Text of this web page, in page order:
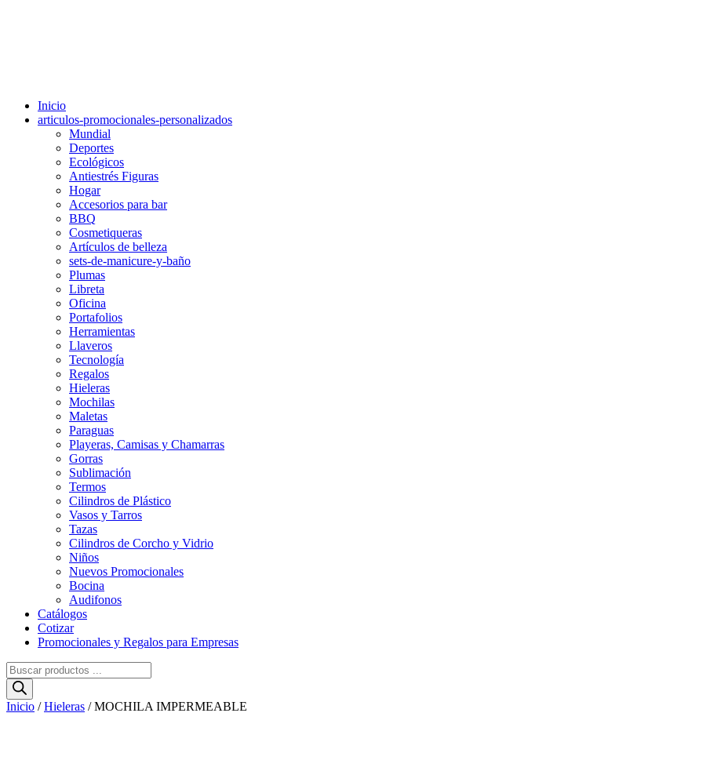
Inicio
articulos-promocionales-personalizados
Mundial
Deportes
Ecológicos
Antiestrés Figuras
Hogar
Accesorios para bar
BBQ
Cosmetiqueras
Artículos de belleza
sets-de-manicure-y-baño
Plumas
Libreta
Oficina
Portafolios
Herramientas
Llaveros
Tecnología
Regalos
Hieleras
Mochilas
Maletas
Paraguas
Playeras, Camisas y Chamarras
Gorras
Sublimación
Termos
Cilindros de Plástico
Vasos y Tarros
Tazas
Cilindros de Corcho y Vidrio
Niños
Nuevos Promocionales
Bocina
Audifonos
Catálogos
Cotizar
Promocionales y Regalos para Empresas
Búsqueda
de
productos
Inicio /Hieleras / MOCHILA IMPERMEABLE